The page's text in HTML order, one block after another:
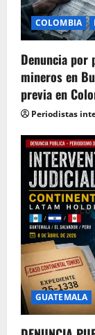
COLOMBIA
Denuncia
mineros en
previa en
Periodistas
GUATEMALA